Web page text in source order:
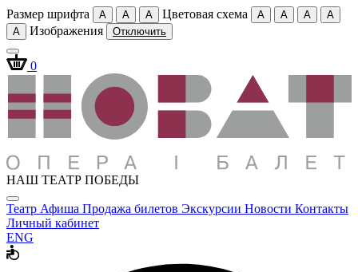
Размер шрифта A A A Цветовая схема A A A
A
A
Изображения Отключить
0
НАШ ТЕАТР ПОБЕДЫ
Театр Афиша Продажа билетов Экскурсии Новости Контакты
Личный кабинет
ENG